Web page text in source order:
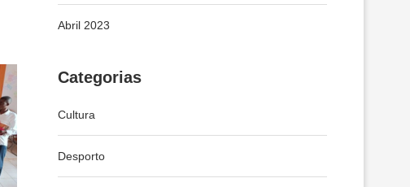
Abril 2023
Categorias
Cultura
Desporto